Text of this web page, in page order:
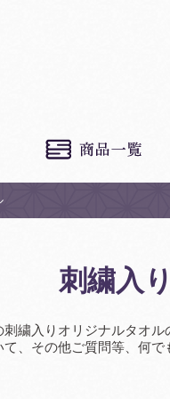
刺繍入
刺繍入りオリジナルタオ
、その他ご質問等、何で